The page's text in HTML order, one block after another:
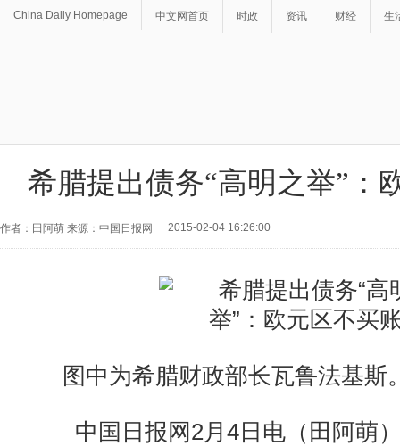
China Daily Homepage 中文网首页 时政 资讯 财经 生
希腊提出债务“高明之举”：
作者：田阿萌 来源：中国日报网 2015-02-04 16:26:00
图中为希腊财政部长瓦鲁法基斯
中国日报网2月4日电（田阿萌）